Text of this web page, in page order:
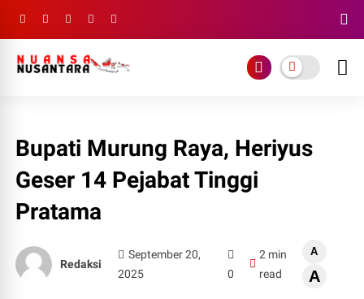
Bupati Murung Raya, Heriyus
Geser 14 Pejabat Tinggi
Pratama
Redaksi
September 20,
2025
0
2 min
read
A
A